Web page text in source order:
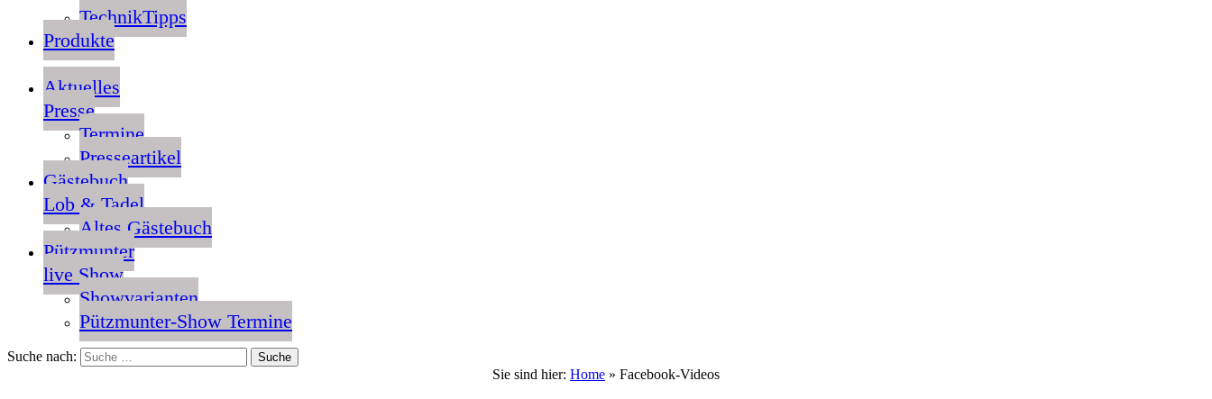
TechnikTipps
Produkte
Aktuelles
Presse
Termine
Presseartikel
Gästebuch
Lob & Tadel
Altes Gästebuch
Pützmunter
live Show
Showvarianten
Pützmunter-Show Termine
Suche nach:
Sie sind hier: Home » Facebook-Videos